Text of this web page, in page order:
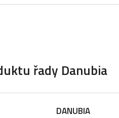
řady Danubia
DANUBIA